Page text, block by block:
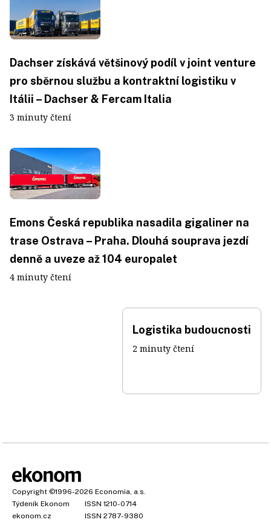
Dachser získává většinový podíl v joint venture
pro sběrnou službu a kontraktní logistiku v
Itálii – Dachser & Fercam Italia
3 minuty čtení
Emons Česká republika nasadila gigaliner na
trase Ostrava – Praha. Dlouhá souprava jezdí
denně a uveze až 104 europalet
4 minuty čtení
Logistika budoucnosti
2 minuty čtení
Copyright ©1996-2026 Economia, a.s.
Týdeník Ekonom
ISSN 1210-0714
ekonom.cz
ISSN 2787-9380